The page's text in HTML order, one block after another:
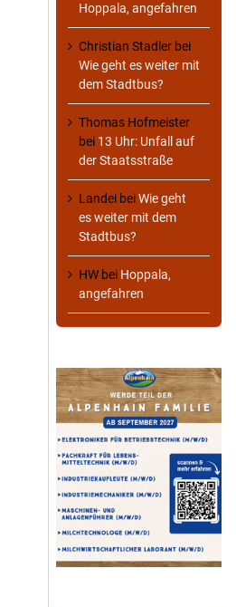
Hoppala, angefahren
Christian Stadler bei
Wie geht es weiter mit
dem Stadtbus?
Thomas Hofmeister
bei 13 Uhr: Unfall auf
der Staatsstraße
Landei beiWie geht
es weiter mit dem
Stadtbus?
HW bei Hoppala,
angefahren